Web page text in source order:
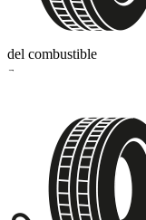
del combustible
E